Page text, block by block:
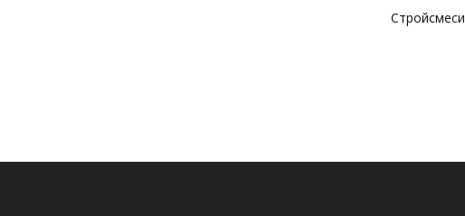
Стройсмеси